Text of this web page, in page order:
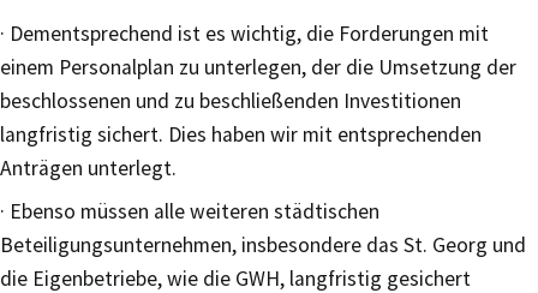
· Dementsprechend ist es wichtig, die Forderungen mit
einem Personalplan zu unterlegen, der die Umsetzung der
beschlossenen und zu beschließenden Investitionen
langfristig sichert. Dies haben wir mit entsprechenden
Anträgen unterlegt.
· Ebenso müssen alle weiteren städtischen
Beteiligungsunternehmen, insbesondere das St. Georg und
die Eigenbetriebe, wie die GWH, langfristig gesichert